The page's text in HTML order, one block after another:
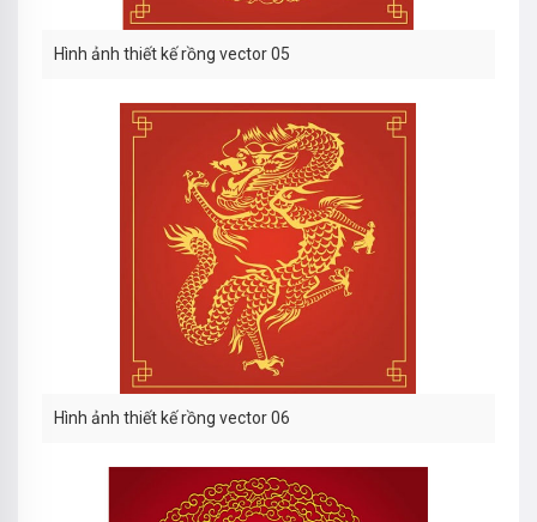
Hình ảnh thiết kế rồng vector 05
Hình ảnh thiết kế rồng vector 06